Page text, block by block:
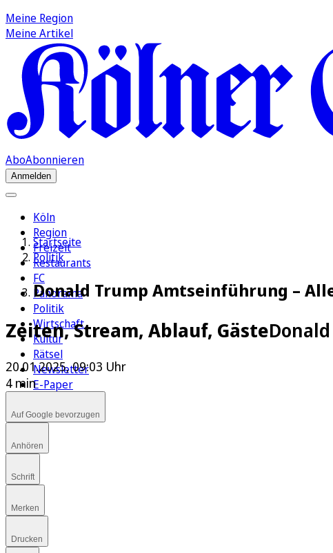
Meine Region
Meine Artikel
AboAbonnieren
Anmelden
Köln
Region
Freizeit
Restaurants
FC
Panorama
Politik
Wirtschaft
Kultur
Rätsel
Newsletter
E-Paper
Startseite
Politik
Donald Trump Amtseinführung –
Zeiten, Stream, Ablauf, Gäste
20.01.2025, 09:03 Uhr
4 min
Auf Google bevorzugen
Anhören
Schrift
Merken
Drucken